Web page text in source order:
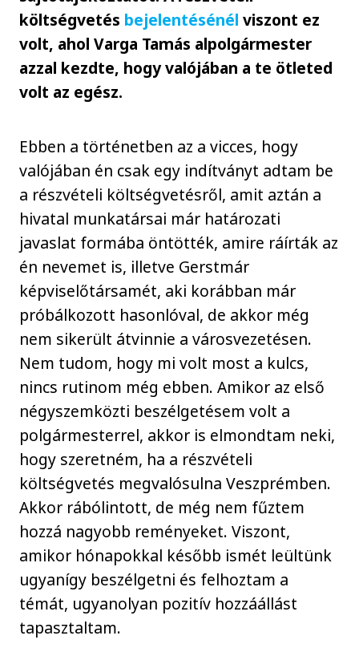
költségvetés bejelentésénél viszont ez
volt, ahol Varga Tamás alpolgármester
azzal kezdte, hogy valójában a te ötleted
volt az egész.
Ebben a történetben az a vicces, hogy
valójában én csak egy indítványt adtam be
a részvételi költségvetésről, amit aztán a
hivatal munkatársai már határozati
javaslat formába öntötték, amire ráírták az
én nevemet is, illetve Gerstmár
képviselőtársamét, aki korábban már
próbálkozott hasonlóval, de akkor még
nem sikerült átvinnie a városvezetésen.
Nem tudom, hogy mi volt most a kulcs,
nincs rutinom még ebben. Amikor az első
négyszemközti beszélgetésem volt a
polgármesterrel, akkor is elmondtam neki,
hogy szeretném, ha a részvételi
költségvetés megvalósulna Veszprémben.
Akkor rábólintott, de még nem fűztem
hozzá nagyobb reményeket. Viszont,
amikor hónapokkal később ismét leültünk
ugyanígy beszélgetni és felhoztam a
témát, ugyanolyan pozitív hozzáállást
tapasztaltam.